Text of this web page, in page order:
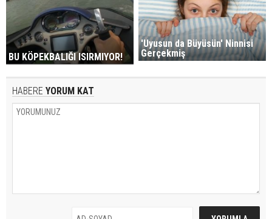
BU KÖPEKBALIĞI ISIRMIYOR!
'Uyusun da Büyüsün' Ninnisi
Gerçekmiş
HABERE YORUM KAT